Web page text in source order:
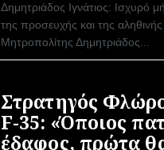
Δημητριάδος Ιγνάτιος: Ισχυρό
της προσευχής και της
Μητροπολίτης Δημητριάδος...
Στρατηγός
F-35: «Όποιος
έδαφος, πρώτα